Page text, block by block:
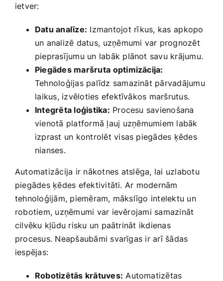
ietver:
Datu analīze: Izmantojot ⁢rīkus, kas⁢ apkopo
un analizē ‍datus,⁣ uzņēmumi var prognozēt
pieprasījumu un labāk plānot savu krājumu.
Piegādes maršruta ⁣optimizācija:
Tehnoloģijas palīdz samazināt pārvadājumu
⁢laikus, izvēloties efektīvākos ​maršrutus.
Integrēta loģistika: Procesu savienošana‌
vienotā platformā ļauj⁢ uzņēmumiem‍ labāk
izprast un kontrolēt visas piegādes ķēdes
nianses.
Automatizācija ir nākotnes ⁣atslēga, lai ‍uzlabotu
piegādes ķēdes efektivitāti.​ Ar modernām
tehnoloģijām, piemēram, mākslīgo intelektu un
robotiem, uzņēmumi var ievērojami samazināt​
cilvēku kļūdu risku un​ paātrināt​ ikdienas
procesus. Neapšaubāmi svarīgas ir arī šādas⁤
iespējas:
Robotizētās krātuves: Automatizētas